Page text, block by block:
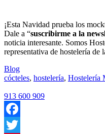
¡Esta Navidad prueba los
Dale a “suscribirme a la
noticia interesante. Somos
representativa de hostelería
Blog
cócteles, hostelería, Hostelería
913 600 909
Facebook